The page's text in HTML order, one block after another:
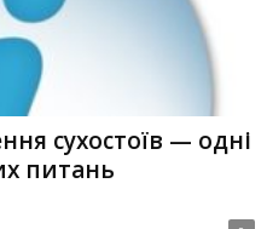
сухостоїв — одні
питань